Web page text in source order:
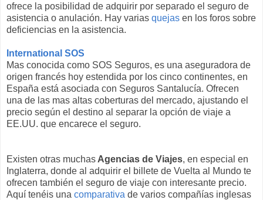
ofrece la posibilidad de adquirir por separado el seguro de
asistencia o anulación. Hay varias quejas en los foros sobre
deficiencias en la asistencia.
International SOS
Mas conocida como SOS Seguros, es una aseguradora de
origen francés hoy estendida por los cinco continentes, en
España está asociada con Seguros Santalucía. Ofrecen
una de las mas altas coberturas del mercado, ajustando el
precio según el destino al separar la opción de viaje a
EE.UU. que encarece el seguro.
Existen otras muchas Agencias de Viajes, en especial en
Inglaterra, donde al adquirir el billete de Vuelta al Mundo te
ofrecen también el seguro de viaje con interesante precio.
Aquí tenéis una comparativa de varios compañías inglesas